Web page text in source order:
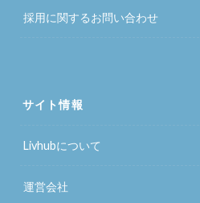
採用に関するお問い合わせ
サイト情報
Livhubについて
運営会社